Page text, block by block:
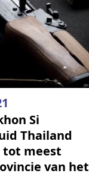
Si
Thailand
tot meest
van het